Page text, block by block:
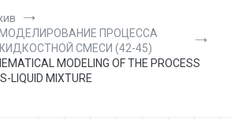
ПРОЦЕССА
СМЕСИ (42-45)
MODELING OF THE PROCESS
LIQUID MIXTURE